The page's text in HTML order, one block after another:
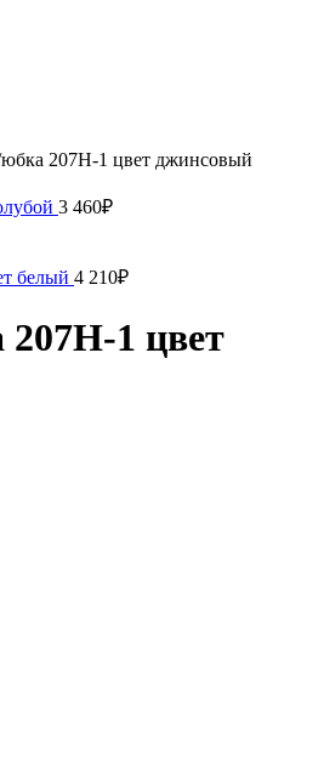
207Н-1 цвет джинсовый
3 460₽
белый 4 210₽
1 цвет